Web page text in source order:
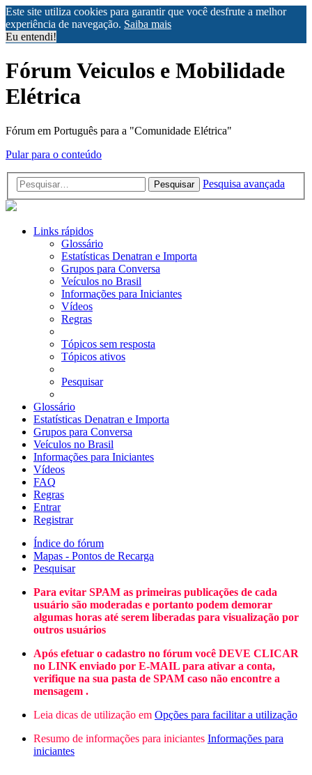
Este site utiliza cookies para garantir que você desfrute a melhor
experiência de navegação. Saiba mais
Eu entendi!
Fórum Veiculos e Mobilidade
Elétrica
Fórum em Português para a "Comunidade Elétrica"
Pular para o conteúdo
Pesquisar Pesquisa avançada
Links rápidos
Glossário
Estatísticas Denatran e Importa
Grupos para Conversa
Veículos no Brasil
Informações para Iniciantes
Vídeos
Regras
Tópicos sem resposta
Tópicos ativos
Pesquisar
Glossário
Estatísticas Denatran e Importa
Grupos para Conversa
Veículos no Brasil
Informações para Iniciantes
Vídeos
FAQ
Regras
Entrar
Registrar
Índice do fórum
Mapas - Pontos de Recarga
Pesquisar
Para evitar SPAM as primeiras publicações de cada
usuário são moderadas e portanto podem demorar
algumas horas até serem liberadas para visualização por
outros usuários
Após efetuar o cadastro no fórum você DEVE CLICAR
no LINK enviado por E-MAIL para ativar a conta,
verifique na sua pasta de SPAM caso não encontre a
mensagem .
Leia dicas de utilização em Opções para facilitar a utilização
Resumo de informações para iniciantes Informações para
iniciantes